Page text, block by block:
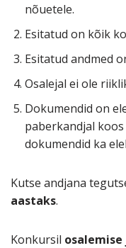
nõuetele.
Esitatud on kõik
Esitatud andmed
Osalejal ei ole
Dokumendid on
paberkandjal
dokumendid ka
Kutse andjana
aastaks.
Konkursil